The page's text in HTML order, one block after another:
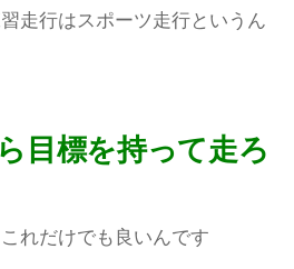
走行はスポーツ走行というん
目標を持って走ろ
れだけでも良いんです